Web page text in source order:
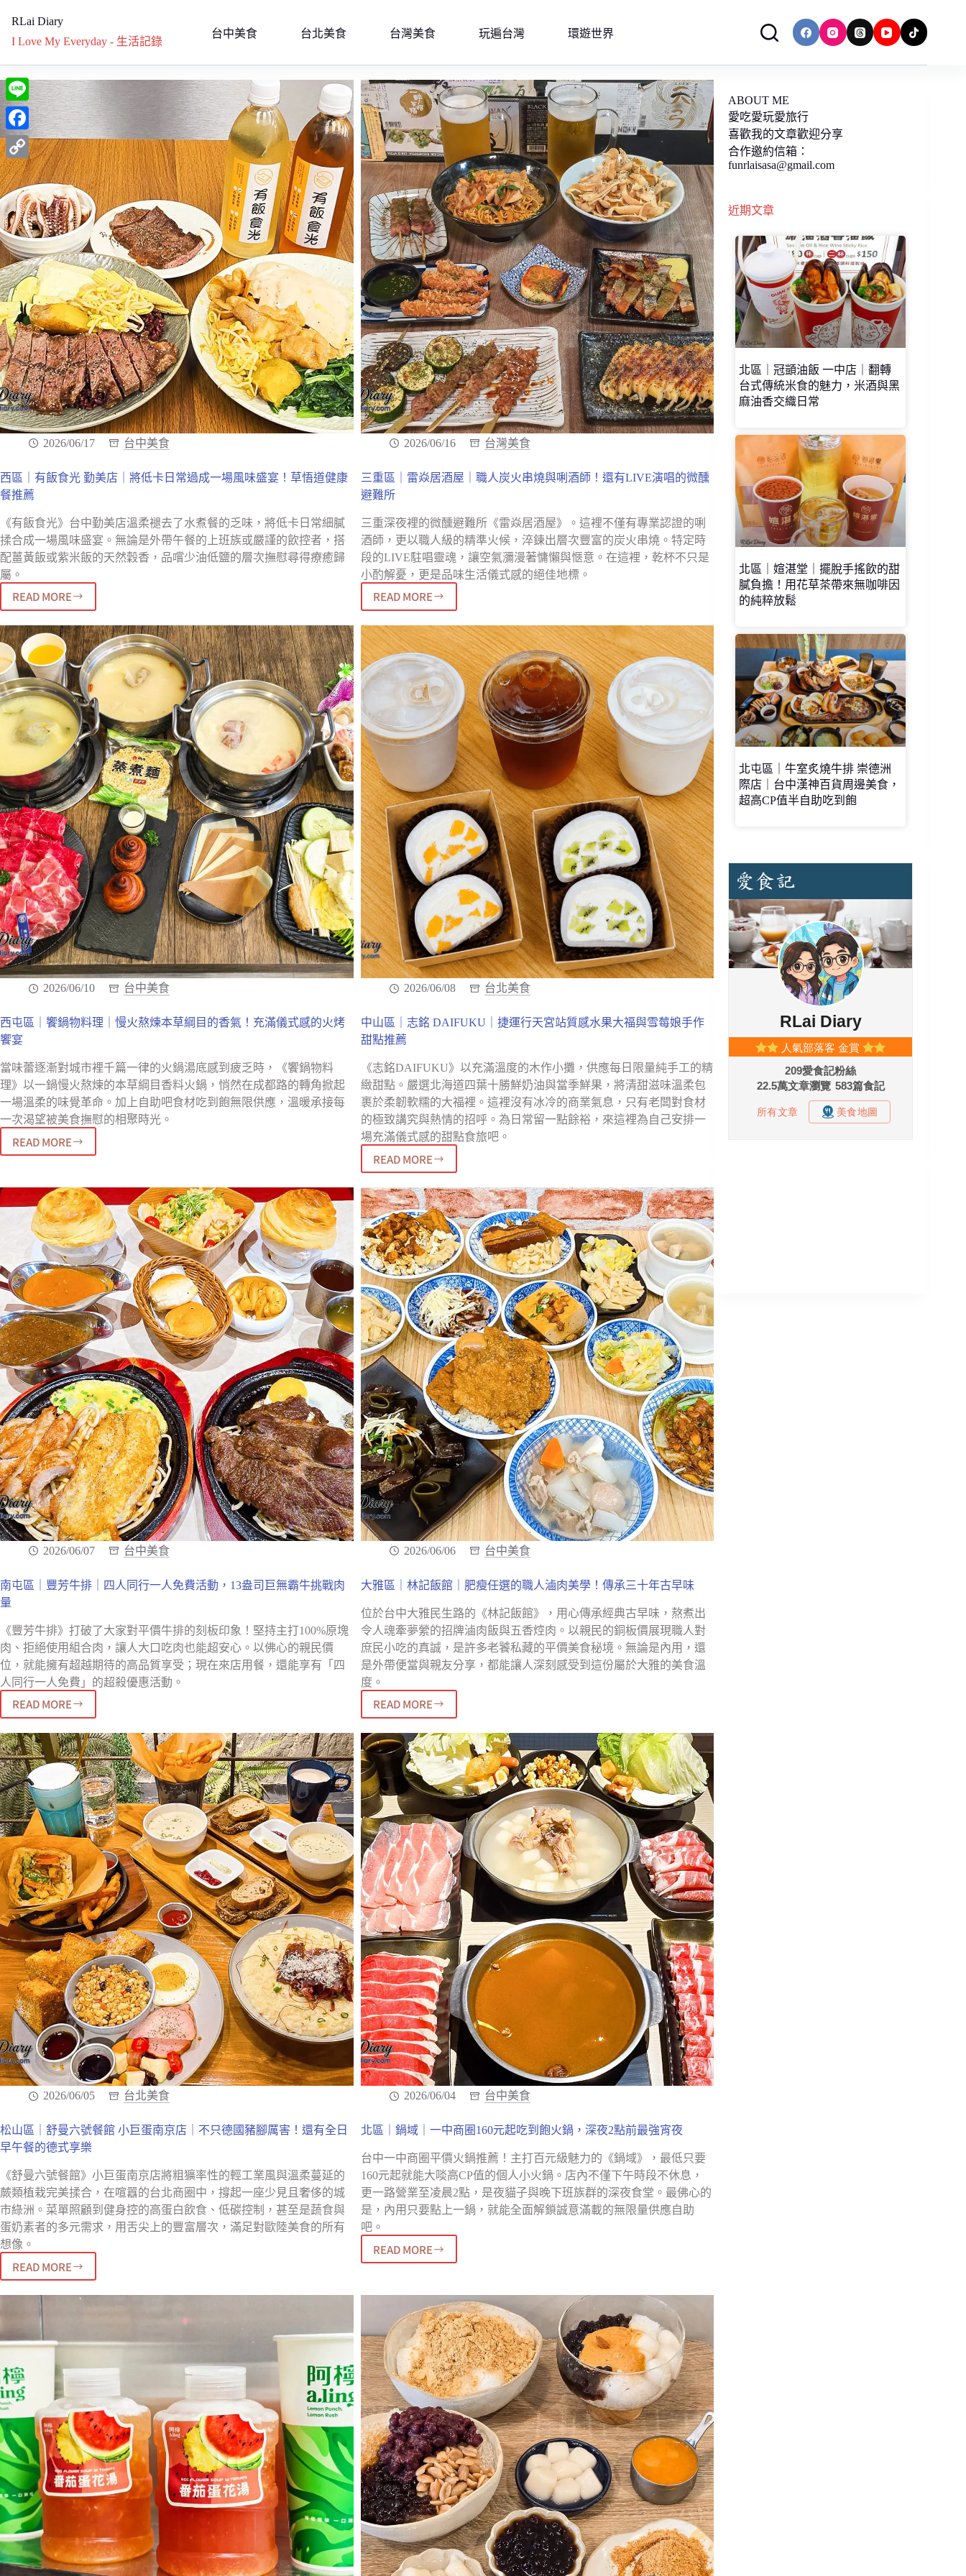
RLai Diary
I Love My Everyday - 生活記錄
台中美食 台北美食 台灣美食 玩遍台灣 環遊世界
2026/06/17 台中美食
西區｜有飯食光 勤美店｜將低卡日常過成一場風味盛宴！草悟道健康
餐推薦
《有飯食光》台中勤美店溫柔褪去了水煮餐的乏味，將低卡日常細膩
揉合成一場風味盛宴。無論是外帶午餐的上班族或嚴謹的飲控者，搭
配薑黃飯或紫米飯的天然穀香，品嚐少油低鹽的層次撫慰尋得療癒歸
屬。
READ MORE
2026/06/16 台灣美食
三重區｜雷焱居酒屋｜職人炭火串燒與唎酒師！還有LIVE演唱的微醺
避難所
三重深夜裡的微醺避難所《雷焱居酒屋》。這裡不僅有專業認證的唎
酒師，更以職人級的精準火候，淬鍊出層次豐富的炭火串燒。特定時
段的LIVE駐唱靈魂，讓空氣瀰漫著慵懶與愜意。在這裡，乾杯不只是
小酌解憂，更是品味生活儀式感的絕佳地標。
READ MORE
2026/06/10 台中美食
西屯區｜饗鍋物料理｜慢火熬煉本草綱目的香氣！充滿儀式感的火烤
饗宴
當味蕾逐漸對城市裡千篇一律的火鍋湯底感到疲乏時，《饗鍋物料
理》以一鍋慢火熬煉的本草綱目香料火鍋，悄然在成都路的轉角掀起
一場溫柔的味覺革命。加上自助吧食材吃到飽無限供應，溫暖承接每
一次渴望被美食撫慰的相聚時光。
READ MORE
2026/06/08 台北美食
中山區｜志銘 DAIFUKU｜捷運行天宮站質感水果大福與雪莓娘手作
甜點推薦
《志銘DAIFUKU》以充滿溫度的木作小攤，供應每日限量純手工的精
緻甜點。嚴選北海道四葉十勝鮮奶油與當季鮮果，將清甜滋味溫柔包
裹於柔韌軟糯的大福裡。這裡沒有冰冷的商業氣息，只有老闆對食材
的極致講究與熱情的招呼。為日常留一點餘裕，來這裡為自己安排一
場充滿儀式感的甜點食旅吧。
READ MORE
2026/06/07 台中美食
南屯區｜豐芳牛排｜四人同行一人免費活動，13盎司巨無霸牛挑戰肉
量
《豐芳牛排》打破了大家對平價牛排的刻板印象！堅持主打100%原塊
肉、拒絕使用組合肉，讓人大口吃肉也能超安心。以佛心的親民價
位，就能擁有超越期待的高品質享受；現在來店用餐，還能享有「四
人同行一人免費」的超殺優惠活動。
READ MORE
2026/06/06 台中美食
大雅區｜林記飯館｜肥瘦任選的職人滷肉美學！傳承三十年古早味
位於台中大雅民生路的《林記飯館》，用心傳承經典古早味，熬煮出
令人魂牽夢縈的招牌滷肉飯與五香焢肉。以親民的銅板價展現職人對
庶民小吃的真誠，是許多老饕私藏的平價美食秘境。無論是內用，還
是外帶便當與親友分享，都能讓人深刻感受到這份屬於大雅的美食溫
度。
READ MORE
2026/06/05 台北美食
松山區｜舒曼六號餐館 小巨蛋南京店｜不只德國豬腳厲害！還有全日
早午餐的德式享樂
《舒曼六號餐館》小巨蛋南京店將粗獷率性的輕工業風與溫柔蔓延的
蕨類植栽完美揉合，在喧囂的台北商圈中，撐起一座少見且奢侈的城
市綠洲。菜單照顧到健身控的高蛋白飲食、低碳控制，甚至是蔬食與
蛋奶素者的多元需求，用舌尖上的豐富層次，滿足對歐陸美食的所有
想像。
READ MORE
2026/06/04 台中美食
北區｜鍋域｜一中商圈160元起吃到飽火鍋，深夜2點前最強宵夜
台中一中商圈平價火鍋推薦！主打百元級魅力的《鍋域》，最低只要
160元起就能大啖高CP值的個人小火鍋。店內不僅下午時段不休息，
更一路營業至凌晨2點，是夜貓子與晚下班族群的深夜食堂。最佛心的
是，內用只要點上一鍋，就能全面解鎖誠意滿載的無限量供應自助
吧。
READ MORE
ABOUT ME
愛吃愛玩愛旅行
喜歡我的文章歡迎分享
合作邀約信箱：
funrlaisasa@gmail.com
近期文章
北區｜冠顗油飯 一中店｜翻轉
台式傳統米食的魅力，米酒與黑
麻油香交織日常
北區｜媗湛堂｜擺脫手搖飲的甜
膩負擔！用花草茶帶來無咖啡因
的純粹放鬆
北屯區｜牛室炙燒牛排 崇德洲
際店｜台中漢神百貨周邊美食，
超高CP值半自助吃到飽
L
i
n
e
a
c
e
b
o
o
k
C
o
p
y
L
i
n
k